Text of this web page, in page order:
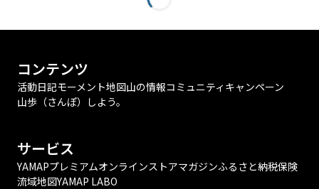
コンテンツ
活動日記モーメント地図山の情報コミュニティ キャンペーン
山歩（さんぽ）しよう。
サービス
YAMAPプレミアムオンラインストアマガジンふるさと納税保険
流域地図YAMAP LABO